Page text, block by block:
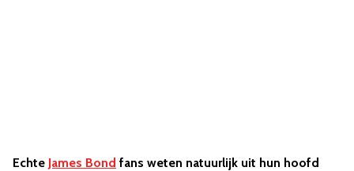
Echte James Bond fans weten natuurlijk uit hun hoofd